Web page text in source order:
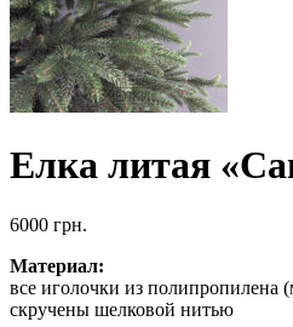
Елка литая
6000 грн.
Материал:
все иголочки из полипропилена
скручены шелковой нитью